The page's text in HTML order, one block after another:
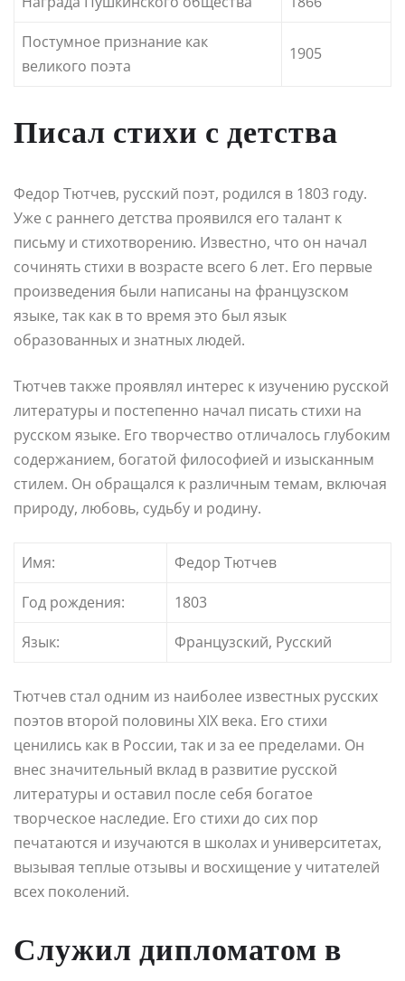
Постумное признание как
великого поэта
1905
Писал стихи с детства
Федор Тютчев, русский поэт, родился в 1803 году.
Уже с раннего детства проявился его талант к
письму и стихотворению. Известно, что он начал
сочинять стихи в возрасте всего 6 лет. Его первые
произведения были написаны на французском
языке, так как в то время это был язык
образованных и знатных людей.
Тютчев также проявлял интерес к изучению русской
литературы и постепенно начал писать стихи на
русском языке. Его творчество отличалось глубоким
содержанием, богатой философией и изысканным
стилем. Он обращался к различным темам, включая
природу, любовь, судьбу и родину.
Имя:
Федор Тютчев
Год рождения:
1803
Язык:
Французский, Русский
Тютчев стал одним из наиболее известных русских
поэтов второй половины XIX века. Его стихи
ценились как в России, так и за ее пределами. Он
внес значительный вклад в развитие русской
литературы и оставил после себя богатое
творческое наследие. Его стихи до сих пор
печатаются и изучаются в школах и университетах,
вызывая теплые отзывы и восхищение у читателей
всех поколений.
Служил дипломатом в